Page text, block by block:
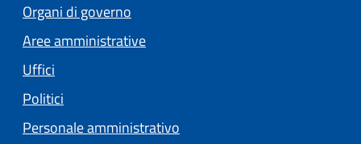
Organi di governo
Aree amministrative
Uffici
Politici
Personale amministrativo